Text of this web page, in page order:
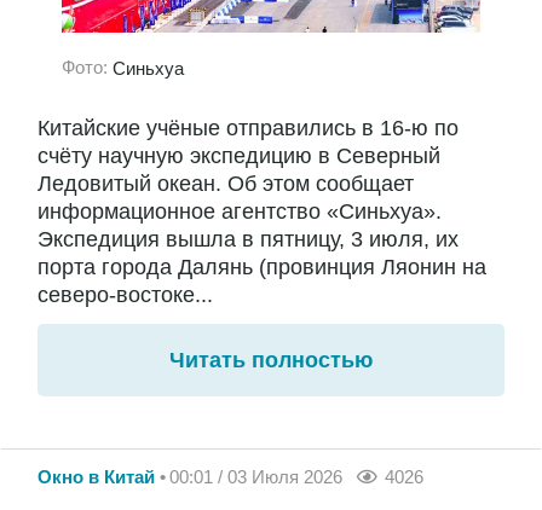
Фото: Синьхуа
Китайские учёные отправились в 16-ю по
счёту научную экспедицию в Северный
Ледовитый океан. Об этом сообщает
информационное агентство «Синьхуа».
Экспедиция вышла в пятницу, 3 июля, их
порта города Далянь (провинция Ляонин на
северо-востоке...
Читать полностью
Окно в Китай 00:01 / 03 Июля 2026 4026